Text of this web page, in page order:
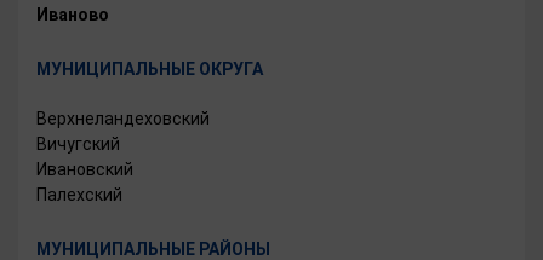
Иваново
МУНИЦИПАЛЬНЫЕ ОКРУГА
Верхнеландеховский
Вичугский
Ивановский
Палехский
МУНИЦИПАЛЬНЫЕ РАЙОНЫ